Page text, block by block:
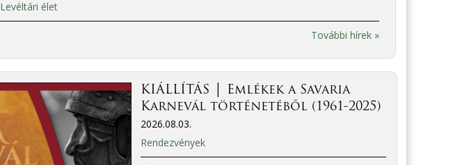
Levéltári élet
További hírek »
KIÁLLÍTÁS │ Emlékek a Savaria
Karnevál történetéből (1961-2025)
2026.08.03.
Rendezvények